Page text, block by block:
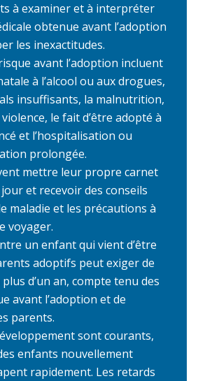
à examiner et à interpréter
obtenue avant l’adoption
les inexactitudes.
avant l’adoption incluent
à l’alcool ou aux drogues,
insuffisants, la malnutrition,
le fait d’être adopté à
et l’hospitalisation ou
prolongée.
mettre leur propre carnet
et recevoir des conseils
maladie et les précautions à
voyager.
un enfant qui vient d’être
adoptifs peut exiger de
d’un an, compte tenu des
avant l’adoption et de
parents.
sont courants,
enfants nouvellement
rapidement. Les retards